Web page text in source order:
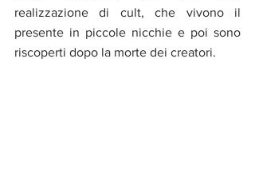
realizzazione di cult, che vivono il
presente in piccole nicchie e poi sono
riscoperti dopo la morte dei creatori.